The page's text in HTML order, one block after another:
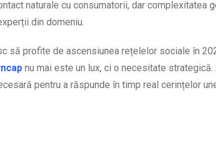
naturale cu consumatorii, dar complexitatea
din domeniu.
să profite de ascensiunea rețelelor sociale în
nu mai este un lux, ci o necesitate
pentru a răspunde în timp real cerințelor